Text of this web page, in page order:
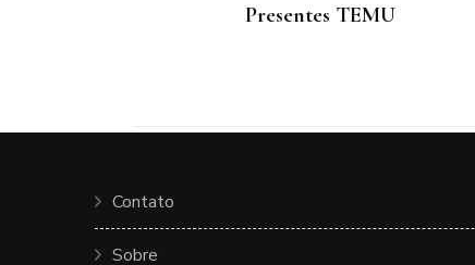
Presentes TEMU
Contato
Sobre